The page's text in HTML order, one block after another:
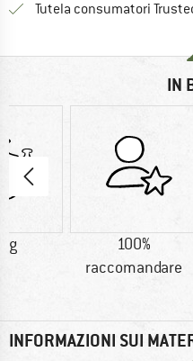
Tutela consumatori
IN
g
100%
raccomandare
INFORMAZIONI SUI